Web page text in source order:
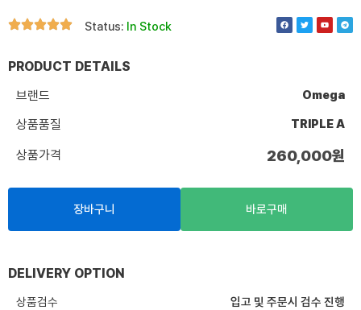
Status: In Stock
F
a
c
T
w
i
Y
o
u
T
e
l
PRODUCT DETAILS
브랜드
Omega
상품품질 TRIPLE A
상품가격 260,000원
장바구니 바로구매
DELIVERY OPTION
상품검수
입고 및 주문시 검수 진행